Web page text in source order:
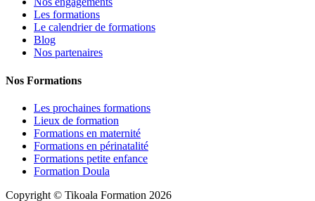
Les formations
Le calendrier de formations
Blog
Nos partenaires
Nos Formations
Les prochaines formations
Lieux de formation
Formations en maternité
Formations en périnatalité
Formations petite enfance
Formation Doula
Copyright © Tikoala Formation 2026